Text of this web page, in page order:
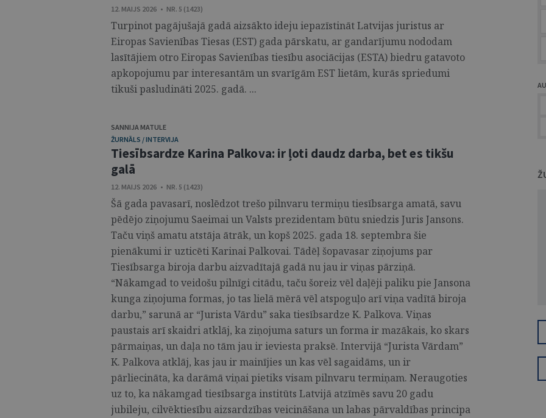
12. MAIJS 2026 • NR. 5 (1423)
Turpinot pagājušajā gadā aizsākto ideju iepazīstināt Latvijas juristus ar
Eiropas Savienības Tiesas (EST) gada pārskatu, ar gandarījumu nododam
lasītājiem otro Eiropas Savienības tiesību asociācijas (ESTA) biedru gatavoto
apkopojumu par interesantām un svarīgām EST lietām, kurās spriedumi
tikuši pasludināti 2025. gadā. ...
SANNIJA MATULE
ŽURNĀLS / INTERVIJA
Tiesībsardze Karina Palkova: ir ļoti daudz darba, bet es tikšu
galā
12. MAIJS 2026 • NR. 5 (1423)
Šā gada pavasarī, noslēdzot trešo pilnvaru termiņu tiesībsarga amatā, savu
pēdējo ziņojumu Saeimai un Valsts prezidentam būtu sniedzis Juris Jansons.
Taču viņš amatu atstāja ātrāk, un kopš 2025. gada 18. septembra šie
pienākumi ir uzticēti Karinai Palkovai. Tādēļ šopavasar ziņojums par
Tiesībsarga biroja darbu aizvadītajā gadā nu jau ir viņas pārziņā.
“Nākamgad to veidošu pilnīgi citādu, taču šoreiz vēl daļēji paliku pie Jansona
kunga ziņojuma formas, jo tas lielā mērā vēl atspoguļo arī viņa vadītā biroja
darbu,” sarunā ar “Jurista Vārdu” saka tiesībsardze K. Palkova. Viņas
paustais arī skaidri atklāj, ka ziņojuma saturs un forma ir mazākais, ko skars
pārmaiņas, un daļa no tām jau ir ieviesta praksē. Intervijā “Jurista Vārdam”
K. Palkova atklāj, kas jau ir mainījies un kas vēl sagaidāms, un ir
pārliecināta, ka darāmā viņai pietiks visam pilnvaru termiņam. Neraugoties
uz to, ka nākamgad tiesībsarga institūts Latvijā atzīmēs savu 20 gadu
jubileju, cilvēktiesību aizsardzības veicināšana un labas pārvaldības principa